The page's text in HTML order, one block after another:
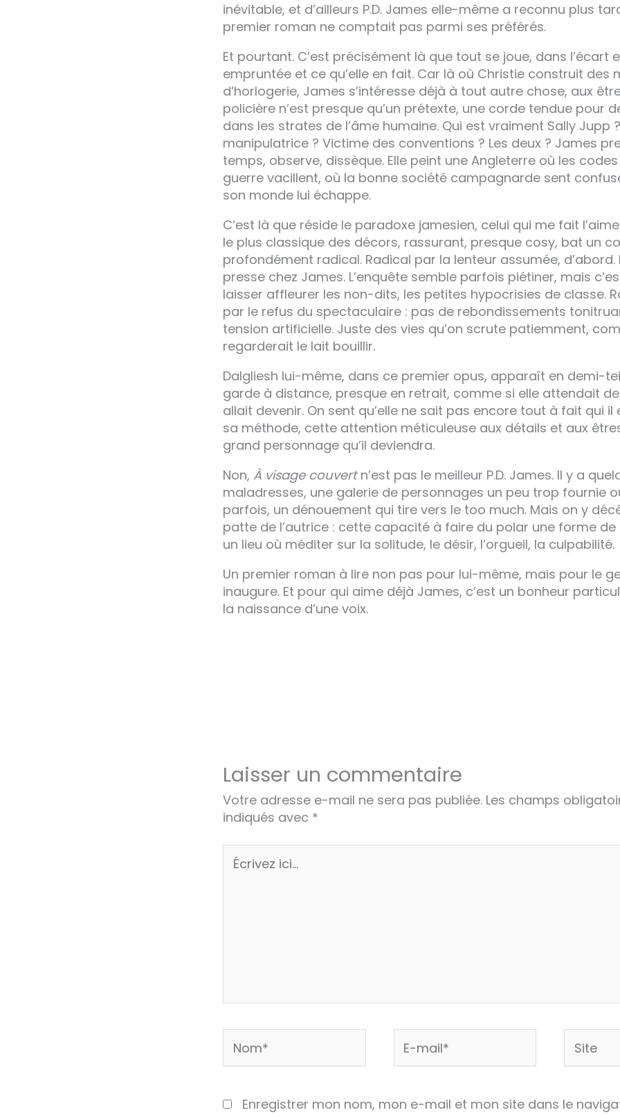
inévitable, et d’ailleurs P.D. James elle-même a reconnu plus
premier roman ne comptait pas parmi ses préférés.
Et pourtant. C’est précisément là que tout se joue, dans l’écart
empruntée et ce qu’elle en fait. Car là où Christie construit des
d’horlogerie, James s’intéresse déjà à tout autre chose, aux
policière n’est presque qu’un prétexte, une corde tendue pour
dans les strates de l’âme humaine. Qui est vraiment Sally Jupp
manipulatrice ? Victime des conventions ? Les deux ? James
temps, observe, dissèque. Elle peint une Angleterre où les
guerre vacillent, où la bonne société campagnarde sent
son monde lui échappe.
C’est là que réside le paradoxe jamesien, celui qui me fait
le plus classique des décors, rassurant, presque cosy, bat un
profondément radical. Radical par la lenteur assumée, d’abord.
presse chez James. L’enquête semble parfois piétiner, mais
laisser affleurer les non-dits, les petites hypocrisies de classe.
par le refus du spectaculaire : pas de rebondissements
tension artificielle. Juste des vies qu’on scrute patiemment,
regarderait le lait bouillir.
Dalgliesh lui-même, dans ce premier opus, apparaît en demi-
garde à distance, presque en retrait, comme si elle attendait de
allait devenir. On sent qu’elle ne sait pas encore tout à fait qui il
sa méthode, cette attention méticuleuse aux détails et aux
grand personnage qu’il deviendra.
Non, À visage couvertn’est pas le meilleur P.D. James. Il y a
maladresses, une galerie de personnages un peu trop fournie
parfois, un dénouement qui tire vers le too much. Mais on y
patte de l’autrice : cette capacité à faire du polar une forme
un lieu où méditer sur la solitude, le désir, l’orgueil, la culpabilité.
Un premier roman à lire non pas pour lui-même, mais pour le
inaugure. Et pour qui aime déjà James, c’est un bonheur
la naissance d’une voix.
Laisser un commentaire
Votre adresse e-mail ne sera pas publiée. Les champs
indiqués avec *
Écrivez
ici…
mail*
Enregistrer mon nom, mon e-mail et mon site dans le